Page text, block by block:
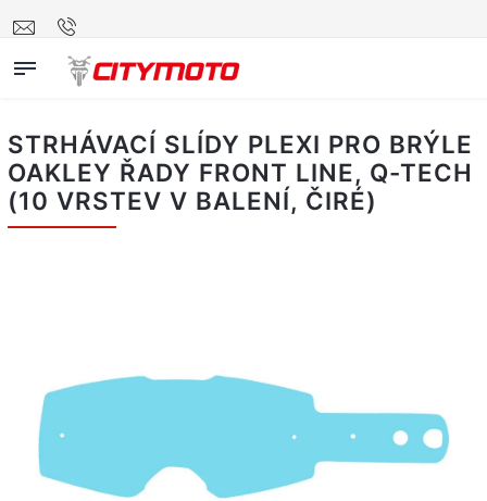
STRHÁVACÍ SLÍDY PLEXI PRO BRÝLE
OAKLEY ŘADY FRONT LINE, Q-TECH
(10 VRSTEV V BALENÍ, ČIRÉ)